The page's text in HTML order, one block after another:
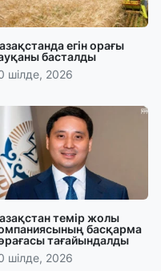
егін орағы
басталды
шілде, 2026
темір жолы
басқарма
тағайындалды
шілде, 2026